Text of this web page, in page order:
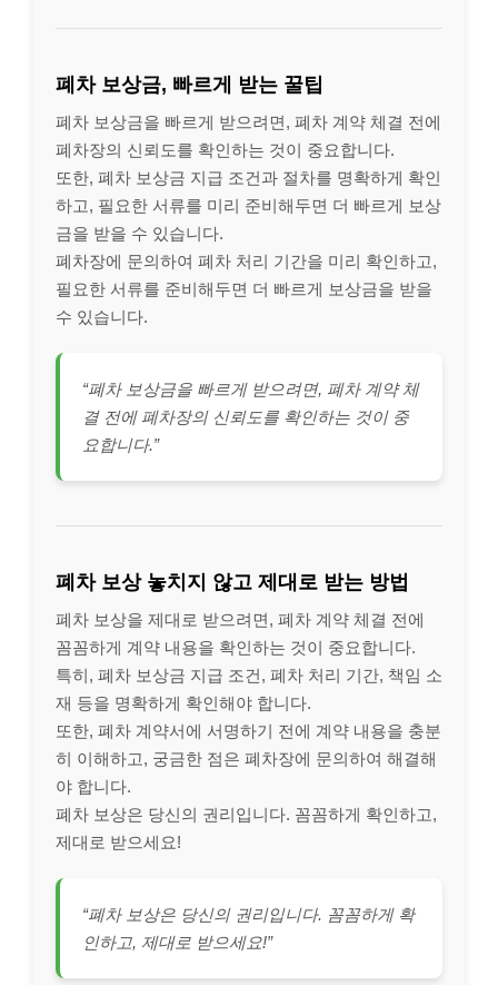
폐차 보상금, 빠르게 받는 꿀팁
폐차 보상금을 빠르게 받으려면, 폐차 계약 체결 전에
폐차장의 신뢰도를 확인하는 것이 중요합니다.
또한, 폐차 보상금 지급 조건과 절차를 명확하게 확인
하고, 필요한 서류를 미리 준비해두면 더 빠르게 보상
금을 받을 수 있습니다.
폐차장에 문의하여 폐차 처리 기간을 미리 확인하고,
필요한 서류를 준비해두면 더 빠르게 보상금을 받을
수 있습니다.
“폐차 보상금을 빠르게 받으려면, 폐차 계약 체
결 전에 폐차장의 신뢰도를 확인하는 것이 중
요합니다.”
폐차 보상 놓치지 않고 제대로 받는 방법
폐차 보상을 제대로 받으려면, 폐차 계약 체결 전에
꼼꼼하게 계약 내용을 확인하는 것이 중요합니다.
특히, 폐차 보상금 지급 조건, 폐차 처리 기간, 책임 소
재 등을 명확하게 확인해야 합니다.
또한, 폐차 계약서에 서명하기 전에 계약 내용을 충분
히 이해하고, 궁금한 점은 폐차장에 문의하여 해결해
야 합니다.
폐차 보상은 당신의 권리입니다. 꼼꼼하게 확인하고,
제대로 받으세요!
“폐차 보상은 당신의 권리입니다. 꼼꼼하게 확
인하고, 제대로 받으세요!”